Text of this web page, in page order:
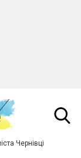
Чернівці